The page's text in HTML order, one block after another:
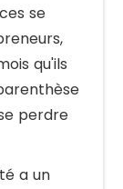
se
qu'ils
perdre
a un